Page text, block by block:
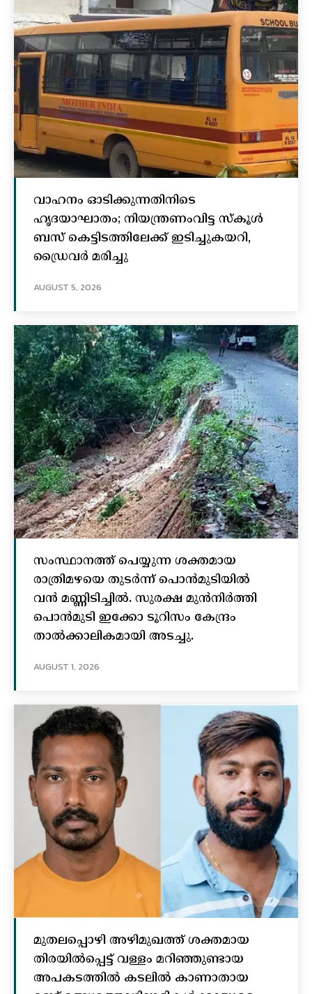
വാഹനം ഓടിക്കുന്നതിനിടെ
ഹൃദയാഘാതം; നിയന്ത്രണംവിട്ട സ്കൂൾ
ബസ് കെട്ടിടത്തിലേക്ക് ഇടിച്ചുകയറി,
ഡ്രൈവർ മരിച്ചു
AUGUST 5, 2026
സംസ്ഥാനത്ത് പെയ്യുന്ന ശക്തമായ
രാത്രിമഴയെ തുടർന്ന് പൊൻമുടിയില്‍
വൻ മണ്ണിടിച്ചില്‍. സുരക്ഷ മുൻനിർത്തി
പൊൻമുടി ഇക്കോ ടൂറിസം കേന്ദ്രം
താല്‍ക്കാലികമായി അടച്ചു.
AUGUST 1, 2026
മുതലപ്പൊഴി അഴിമുഖത്ത് ശക്തമായ
തിരയിൽപ്പെട്ട് വള്ളം മറിഞ്ഞുണ്ടായ
അപകടത്തിൽ കടലിൽ കാണാതായ